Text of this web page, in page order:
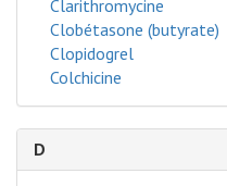
Clarithromycine
Clobétasone (butyrate)
Clopidogrel
Colchicine
D